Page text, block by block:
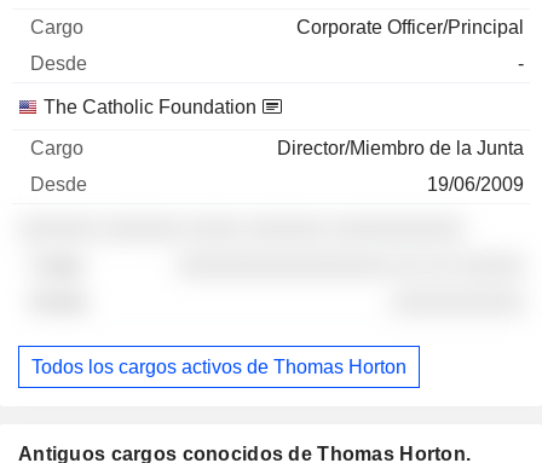
Corporate Officer/Principal
-
The Catholic Foundation
Director/Miembro de la Junta
19/06/2009
Todos los cargos activos de Thomas Horton
Antiguos cargos conocidos de Thomas Horton.